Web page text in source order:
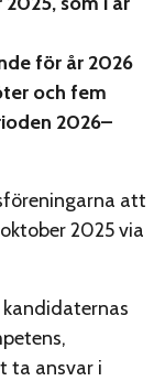
för år 2026
och fem
2026–
att
2025 via
ta ansvar i